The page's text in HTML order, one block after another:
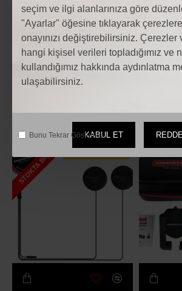
seçim ve ilgi alanlarınıza göre
"Ayarlar" öğesine tıklayarak
onayınızı değiştirebilirsiniz. Çerezler
hangi kişisel verileri topladığımız ve
kullandığımız hakkında aydınlatma
ulaşabilirsiniz.
KABUL ET
Bunu Tekrar Gösterme.
KNMASTER
Motowolf Usb Şarj Soketli
Gidon Bağlantılı Telefon
Kablo ve
STOKTA BITTI